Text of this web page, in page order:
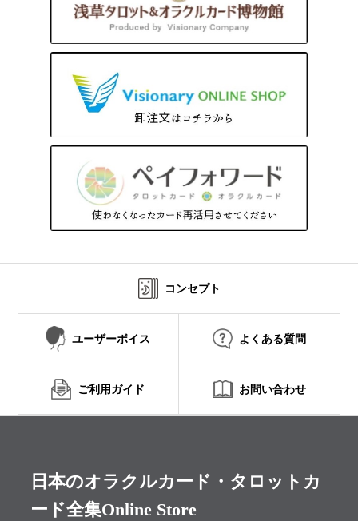
コンセプト
ユーザーボイス よくある質問
ご利用ガイド お問い合わせ
日本のオラクルカード・タロットカ
ード全集Online Store